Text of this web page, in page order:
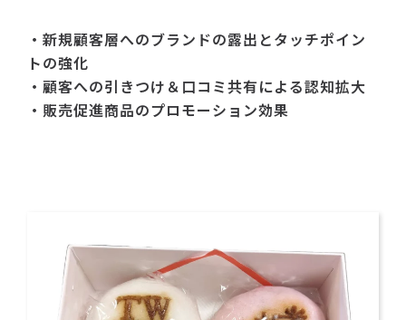
・新規顧客層へのブランドの露出とタッチポイン
トの強化
・顧客への引きつけ＆口コミ共有による認知拡大
・販売促進商品のプロモーション効果